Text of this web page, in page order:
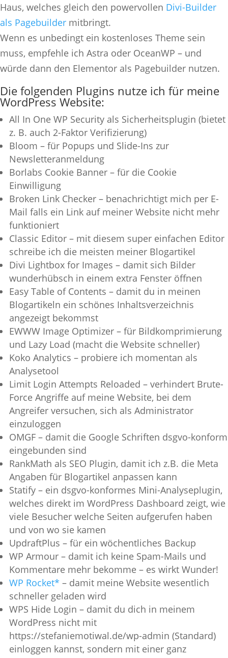
Haus, welches gleich den powervollen Divi-Builder
als Pagebuilder mitbringt.
Wenn es unbedingt ein kostenloses Theme sein
muss, empfehle ich Astra oder OceanWP – und
würde dann den Elementor als Pagebuilder nutzen.
Die folgenden Plugins nutze ich für meine
WordPress Website:
All In One WP Security als Sicherheitsplugin (bietet
z. B. auch 2-Faktor Verifizierung)
Bloom – für Popups und Slide-Ins zur
Newsletteranmeldung
Borlabs Cookie Banner – für die Cookie
Einwilligung
Broken Link Checker – benachrichtigt mich per E-
Mail falls ein Link auf meiner Website nicht mehr
funktioniert
Classic Editor – mit diesem super einfachen Editor
schreibe ich die meisten meiner Blogartikel
Divi Lightbox for Images – damit sich Bilder
wunderhübsch in einem extra Fenster öffnen
Easy Table of Contents – damit du in meinen
Blogartikeln ein schönes Inhaltsverzeichnis
angezeigt bekommst
EWWW Image Optimizer – für Bildkomprimierung
und Lazy Load (macht die Website schneller)
Koko Analytics – probiere ich momentan als
Analysetool
Limit Login Attempts Reloaded – verhindert Brute-
Force Angriffe auf meine Website, bei dem
Angreifer versuchen, sich als Administrator
einzuloggen
OMGF – damit die Google Schriften dsgvo-konform
eingebunden sind
RankMath als SEO Plugin, damit ich z.B. die Meta
Angaben für Blogartikel anpassen kann
Statify – ein dsgvo-konformes Mini-Analyseplugin,
welches direkt im WordPress Dashboard zeigt, wie
viele Besucher welche Seiten aufgerufen haben
und von wo sie kamen
UpdraftPlus – für ein wöchentliches Backup
WP Armour – damit ich keine Spam-Mails und
Kommentare mehr bekomme – es wirkt Wunder!
WP Rocket* – damit meine Website wesentlich
schneller geladen wird
WPS Hide Login – damit du dich in meinem
WordPress nicht mit
https://stefaniemotiwal.de/wp-admin (Standard)
einloggen kannst, sondern mit einer ganz